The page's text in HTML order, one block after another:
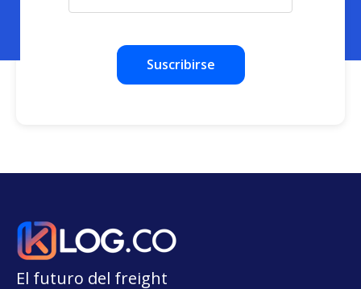
El futuro del freight